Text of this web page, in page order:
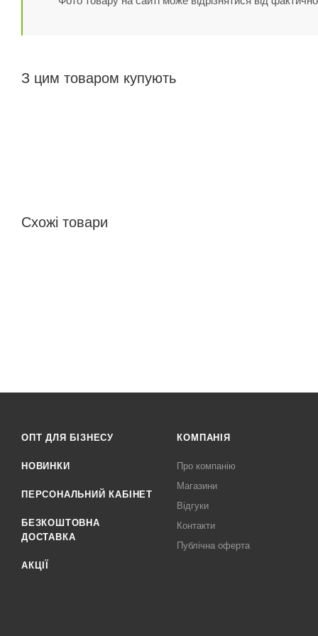
З цим товаром купують
Схожі товари
ОПТ ДЛЯ БІЗНЕСУ
НОВИНКИ
ПЕРСОНАЛЬНИЙ КАБІНЕТ
БЕЗКОШТОВНА
ДОСТАВКА
АКЦІЇ
КОМПАНІЯ
Про компанію
Магазини
Відгуки
Контакти
Публічна оферта